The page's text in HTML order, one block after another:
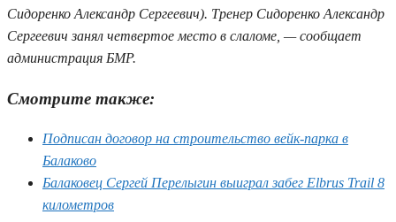
Сидоренко Александр Сергеевич). Тренер Сидоренко Александр
Сергеевич занял четвертое место в слаломе, — сообщает
администрация БМР.
Смотрите также:
Подписан договор на строительство вейк-парка в
Балаково
Балаковец Сергей Перелыгин выиграл забег Elbrus Trail 8
километров